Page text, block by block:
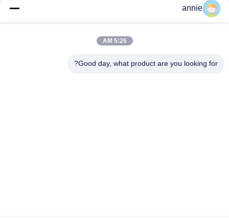
حاويات بلاستيكية مختومة 263 * 182 * 60 مم Ip65 بغطاء شفاف
263 * 182 * 125 مم عضلات المعدة حاويات غطاء شفاف مقاوم للماء
annie
5:26 AM
Good day, what product are you looking for?